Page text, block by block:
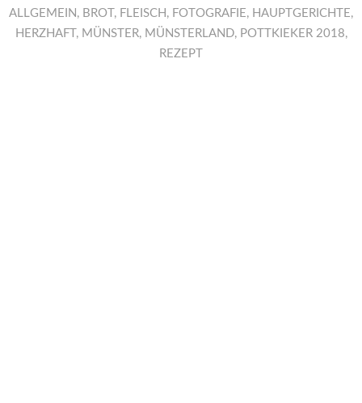
ALLGEMEIN , BROT , FLEISCH , FOTOGRAFIE, HAUPTGERICHTE,
HERZHAFT , MÜNSTER, MÜNSTERLAND, POTTKIEKER 2018,
REZEPT